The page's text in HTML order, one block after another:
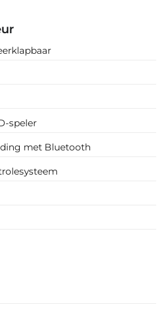
speler
met Bluetooth